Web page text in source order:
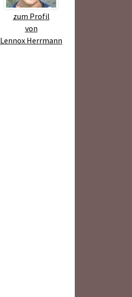
zum Profil
von
Lennox Herrmann